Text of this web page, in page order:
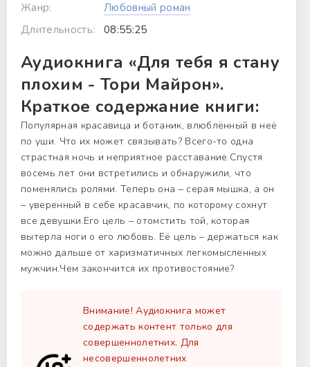
Жанр:
Любовный роман
Длительность:
08:55:25
Аудиокнига «Для тебя я стану
плохим - Тори Майрон».
Краткое содержание книги:
Популярная красавица и ботаник, влюблённый в неё
по уши. Что их может связывать? Всего-то одна
страстная ночь и неприятное расставание.Спустя
восемь лет они встретились и обнаружили, что
поменялись ролями. Теперь она – серая мышка, а он
– уверенный в себе красавчик, по которому сохнут
все девушки.Его цель – отомстить той, которая
вытерла ноги о его любовь. Её цель – держаться как
можно дальше от харизматичных легкомысленных
мужчин.Чем закончится их противостояние?
Внимание! Аудиокнига может
содержать контент только для
совершеннолетних. Для
несовершеннолетних